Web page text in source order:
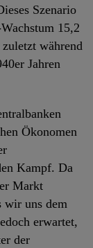
Szenario
15,2
während
Jahren
Ökonomen
Kampf. Da
Markt
wir uns dem
erwartet,
der